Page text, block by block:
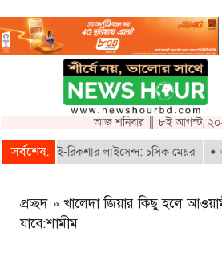
আজ শনিবার ║ ৮ই আগস্ট, ২০২৬
সর্বশেষ:
ই-রিকশার লাইসেন্স: চসিক মেয়র জুলাই
প্রচ্ছদ » খালেদা জিয়ার কিছু হলে
যাবে:শামীম